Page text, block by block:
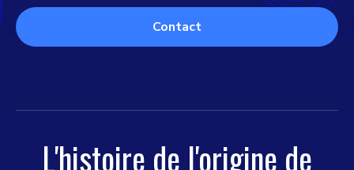
Contact
L'histoire de l'origine de